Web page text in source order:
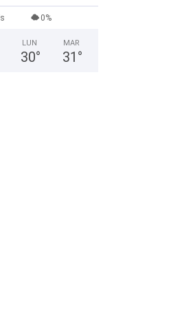
0%
LUN
30°
MAR
31 °